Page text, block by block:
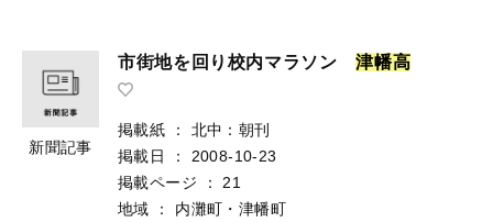
新聞記事
市街地を回り校内マラソン津幡高
掲載紙 ：
北中：朝刊
掲載日
：
2008-10-23
掲載ページ
：
21
地域
：
内灘町・津幡町